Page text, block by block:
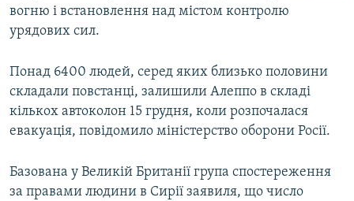
ВСЕ ЗА ДЕНЬ
СПЕЦПРОЕКТИ
ДЕПОРТАЦІЯ
ВІДЕОУРОКИ «ELIFBE»
ІНФОГРАФІКА
ЯК ОБІЙТИ БЛОКУВАННЯ
Русский
Qırımtatar
ДОЛУЧАЙСЯ!
вогню і встановлення над містом контролю
урядових сил.
Понад 6400 людей, серед яких близько половини
складали повстанці, залишили Алеппо в складі
кількох автоколон 15 грудня, коли розпочалася
евакуація, повідомило міністерство оборони Росії.
Базована у Великій Британії група спостереження
за правами людини в Сирії заявиля, що число